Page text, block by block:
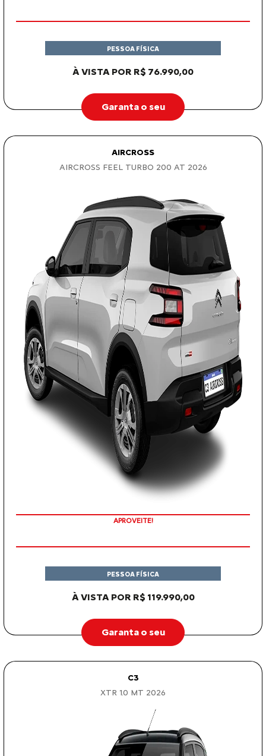
À VISTA POR R$ 76.990,00
PESSOA FÍSICA
Garanta o seu
AIRCROSS
AIRCROSS FEEL TURBO 200 AT 2026
APROVEITE!
À VISTA POR R$ 119.990,00
PESSOA FÍSICA
Garanta o seu
C3
XTR 1.0 MT 2026